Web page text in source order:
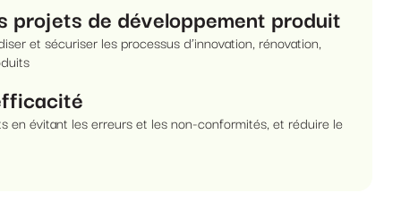
projets de développement produit
et sécuriser les processus d’innovation, rénovation,
en évitant les erreurs et les non-conformités, et réduire le